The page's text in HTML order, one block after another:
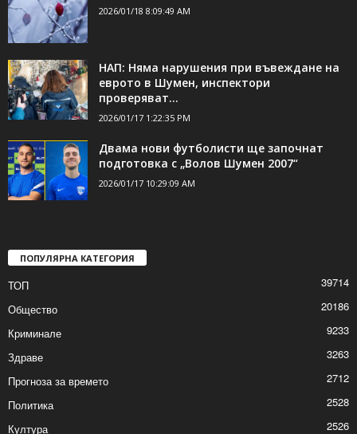
2026/01/18 8:09:49 AM
НАП: Няма нарушения при въвеждане на
еврото в Шумен, инспектори
проверяват...
2026/01/17 1:22:35 PM
Двама нови футболисти ще започнат
подготовка с „Волов Шумен 2007“
2026/01/17 10:29:09 AM
ПОПУЛЯРНА КАТЕГОРИЯ
ТОП
39714
Общество
20186
Криминале
9233
Здраве
3263
Прогноза за времето
2712
Политика
2528
Култура
2526